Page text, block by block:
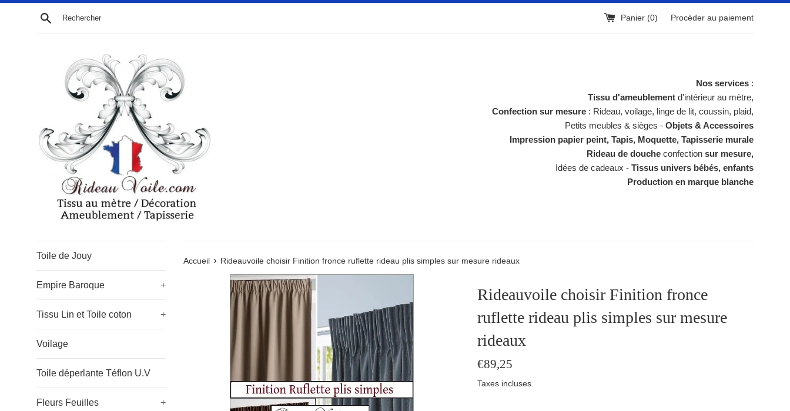
Passer
Recherche Panier (0) Procéder au paiement
Nos services :
Tissu d'ameublement d'intérieur au mètre,
Confection sur mesure : Rideau, voilage, linge de lit, coussin, plaid,
Petits meubles & sièges - Objets & Accessoires
Impression papier peint, Tapis, Moquette, Tapisserie murale
Rideau de douche confection sur mesure,
Idées de cadeaux - Tissus univers bébés, enfants
Production en marque blanche
Toile de Jouy
Empire Baroque +
Tissu Lin et Toile coton +
Voilage
Toile déperlante Téflon U.V
Fleurs Feuilles +
Accueil › Rideauvoile choisir Finition fronce ruflette rideau plis simples sur mesure rideaux
Rideauvoile choisir Finition fronce
ruflette rideau plis simples sur mesure
rideaux
Prix
€89,25
Taxes incluses.